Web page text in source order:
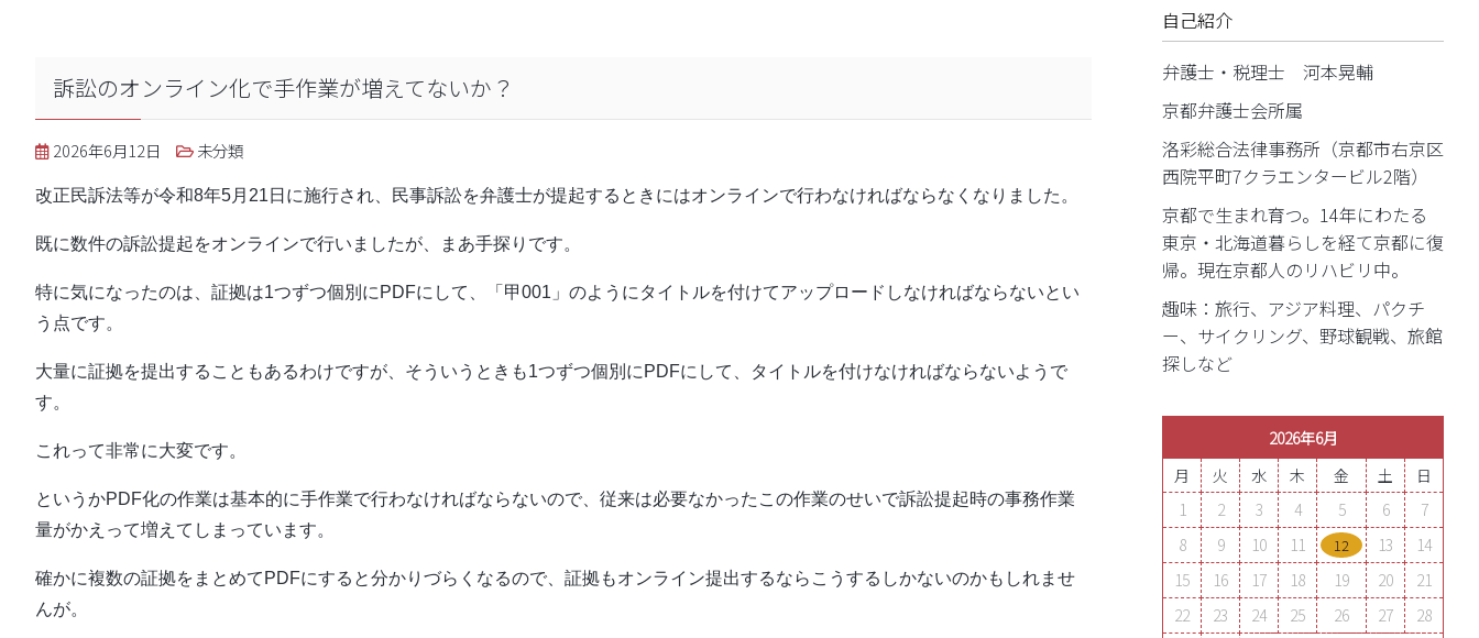
訴訟のオンライン化で手作業が増えてないか？
2026年6月12日 未分類
改正民訴法等が令和8年5月21日に施行され、民事訴訟を弁護士が提起するときにはオンラインで行わなければならなくなりました。
既に数件の訴訟提起をオンラインで行いましたが、まあ手探りです。
特に気になったのは、証拠は1つずつ個別にPDFにして、「甲001」のようにタイトルを付けてアップロードしなければならないとい
う点です。
大量に証拠を提出することもあるわけですが、そういうときも1つずつ個別にPDFにして、タイトルを付けなければならないようで
す。
これって非常に大変です。
というかPDF化の作業は基本的に手作業で行わなければならないので、従来は必要なかったこの作業のせいで訴訟提起時の事務作業
量がかえって増えてしまっています。
確かに複数の証拠をまとめてPDFにすると分かりづらくなるので、証拠もオンライン提出するならこうするしかないのかもしれませ
んが。
自己紹介
弁護士・税理士 河本晃輔
京都弁護士会所属
洛彩総合法律事務所（京都市右京区
西院平町7クラエンタービル2階）
京都で生まれ育つ。14年にわたる
東京・北海道暮らしを経て京都に復
帰。現在京都人のリハビリ中。
趣味：旅行、アジア料理、パクチ
ー、サイクリング、野球観戦、旅館
探しなど
2026年6月
月
火 水 木 金 土
日
1
2 3 4 5 6
7
8
9 10 11 12 13
14
15
16 17 18 19 20
21
22
23 24 25 26 27
28